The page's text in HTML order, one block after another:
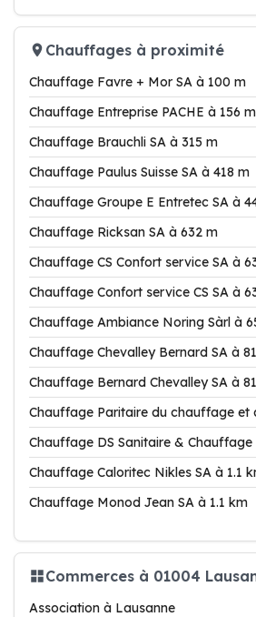
Chauffages à proximité
Chauffage Favre + Mor SA à 100 m
Chauffage Entreprise PACHE à 156 m
Chauffage Brauchli SA à 315 m
Chauffage Paulus Suisse SA à 418 m
Chauffage Groupe E Entretec SA à
Chauffage Ricksan SA à 632 m
Chauffage CS Confort service SA à
Chauffage Confort service CS SA à
Chauffage Ambiance Noring Sàrl à
Chauffage Chevalley Bernard SA à
Chauffage Bernard Chevalley SA à
Chauffage Paritaire du chauffage et
Chauffage DS Sanitaire &
Chauffage Caloritec Nikles SA à 1.1
Chauffage Monod Jean SA à 1.1 km
Commerces à 01004
Association à Lausanne